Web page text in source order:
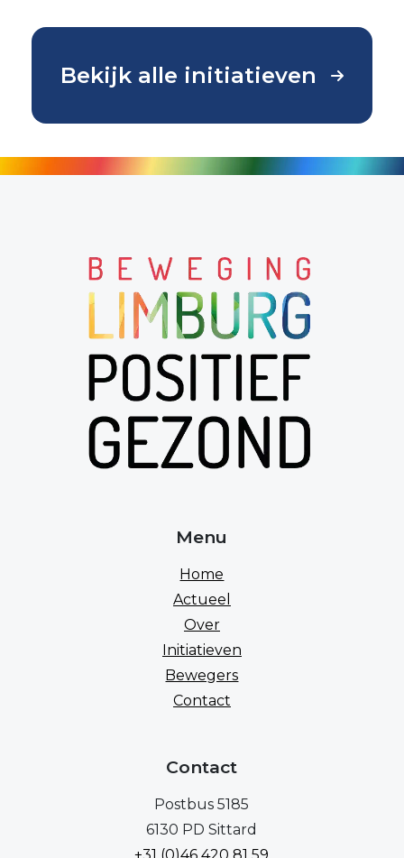
Bekijk alle initiatieven
Menu
Home
Actueel
Over
Initiatieven
Bewegers
Contact
Contact
Postbus 5185
6130 PD Sittard
+31 (0)46 420 81 59